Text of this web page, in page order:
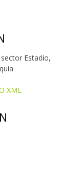
Estadio,
XML